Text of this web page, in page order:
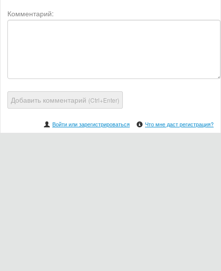
Комментарий:
Добавить комментарий (Ctrl+Enter)
Войти или зарегистрироваться Что мне даст регистрация?